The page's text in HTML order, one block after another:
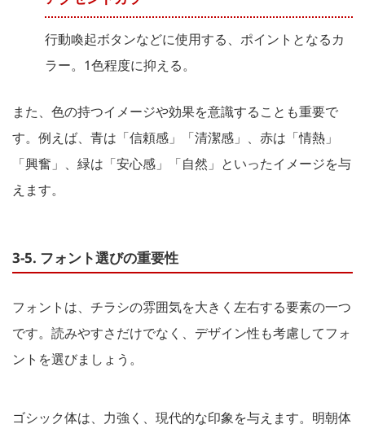
行動喚起ボタンなどに使用する、ポイントとなるカ
ラー。1色程度に抑える。
また、色の持つイメージや効果を意識することも重要で
す。例えば、青は「信頼感」「清潔感」、赤は「情熱」
「興奮」、緑は「安心感」「自然」といったイメージを与
えます。
3-5. フォント選びの重要性
フォントは、チラシの雰囲気を大きく左右する要素の一つ
です。読みやすさだけでなく、デザイン性も考慮してフォ
ントを選びましょう。
ゴシック体は、力強く、現代的な印象を与えます。明朝体